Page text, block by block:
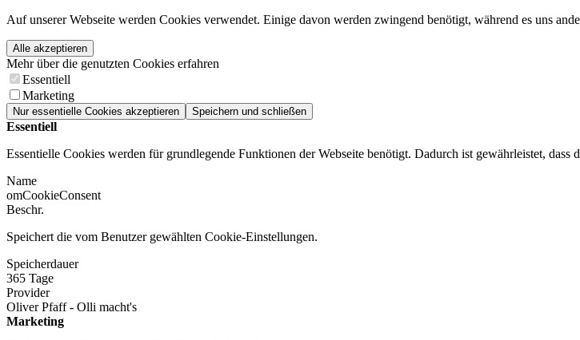
Auf unserer Webseite werden Cookies verwendet. Einige davon werden zwingend benötigt, während es uns
Alle akzeptieren
Mehr über die genutzten Cookies erfahren
Essentiell
Marketing
Nur essentielle Cookies akzeptieren Speichern und schließen
Essentiell
Essentielle Cookies werden für grundlegende Funktionen der Webseite benötigt. Dadurch ist gewährleistet, dass
Name
omCookieConsent
Beschr.
Speichert die vom Benutzer gewählten Cookie-Einstellungen.
Speicherdauer
365 Tage
Provider
Oliver Pfaff - Olli macht's
Marketing